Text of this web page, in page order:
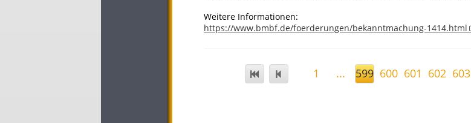
Weitere Informationen:
https://www.bmbf.de/foerderungen/bekanntmachung-1414.html
1 ... 599 600 601 602 603